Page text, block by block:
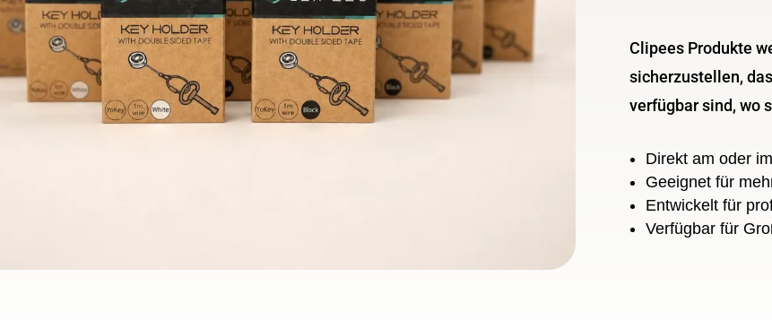
Clipees Produkte
sicherzustellen,
verfügbar sind, wo
Direkt am oder
Geeignet für
Entwickelt für
Verfügbar für